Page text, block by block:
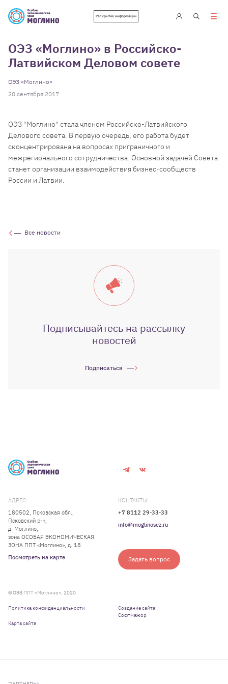
Раскрытие информации
ОЭЗ «Моглино» в Российско-
Латвийском Деловом совете
ОЭЗ «Моглино»
20 сентября 2017
ОЭЗ "Моглино" стала членом Российско-Латвийского
Делового совета. В первую очередь, его работа будет
сконцентрирована на вопросах приграничного и
межрегионального сотрудничества. Основной задачей Совета
станет организации взаимодействия бизнес-сообществ
России и Латвии.
Все новости
Подписывайтесь на рассылку
новостей
Подписаться
АДРЕС:
180502, Псковская обл.,
Псковский р-н,
д. Моглино,
зона ОСОБАЯ ЭКОНОМИЧЕСКАЯ
ЗОНА ППТ «Моглино», д. 18
Посмотреть на карте
КОНТАКТЫ:
+7 8112 29-33-33
info@moglinosez.ru
Задать вопрос
© ОЭЗ ППТ «Моглино», 2020
Политика конфиденциальности
Карта сайта
Создание сайта:
Софтмажор